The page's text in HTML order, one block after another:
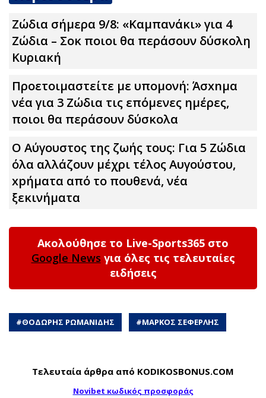
Ζώδια σήμερα 9/8: «Καμπανάκι» για 4
Zώδια – Σoκ ποιοι θα περάσουν δύσκολη
Κυριακή
Προετοιμαστείτε με υπομονή: Άσxnμα
νέα για 3 Zώδια τις επόμενες ημέρες,
ποιοι θα περάσουν δύσκολα
Ο Αύγουστος της ζωής τους: Για 5 Zώδια
όλα αλλάζουν μέχρι τέλος Αυγούστου,
xpήματα από το πουθενά, νέα
ξεκινήματα
Ακολούθησε το Live-Sports365 στο
Google News για όλες τις τελευταίες
ειδήσεις
#ΘΟΔΩΡΗΣ ΡΩΜΑΝΙΔΗΣ #ΜΑΡΚΟΣ ΣΕΦΕΡΛΗΣ
Τελευταία άρθρα από KODIKOSBONUS.COM
Novibet κωδικός προσφοράς